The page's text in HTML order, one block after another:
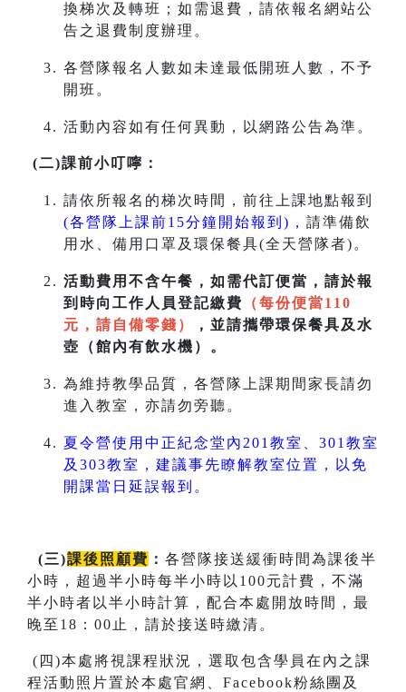
換梯次及轉班；如需退費，請依報名網站公
告之退費制度辦理。
各營隊報名人數如未達最低開班人數，不予
開班。
活動內容如有任何異動，以網路公告為準。
(二)課前小叮嚀：
請依所報名的梯次時間，前往上課地點報到
(各營隊上課前15分鐘開始報到)， 請準備飲
用水、備用口罩及環保餐具(全天營隊者)。
活動費用不含午餐，如需代訂便當，請於報
到時向工作人員登記繳費
（每份便當110
元，請自備零錢）
，並請攜帶環保餐具及水
壺（館內有飲水機）。
為維持教學品質，各營隊上課期間家長請勿
進入教室，亦請勿旁聽。
夏令營使用中正紀念堂內201教室、301教室
及303教室，建議事先瞭解教室位置，以免
開課當日延誤報到。
(三)課後照顧費 ： 各營隊接送緩衝時間為課後半
小時，超過半小時每半小時以100元計費，不滿
半小時者以半小時計算，配合本處開放時間，最
晚至18：00止，請於接送時繳清。
(四)本處將視課程狀況，選取包含學員在內之課
程活動照片置於本處官網、Facebook粉絲團及